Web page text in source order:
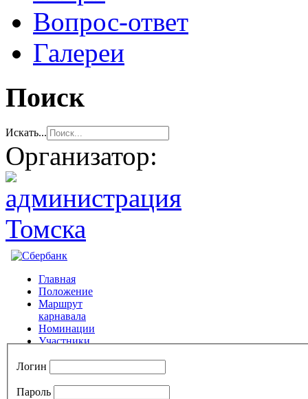
Вопрос-ответ
Галереи
Поиск
Искать...
Организатор:
Логин
Пароль